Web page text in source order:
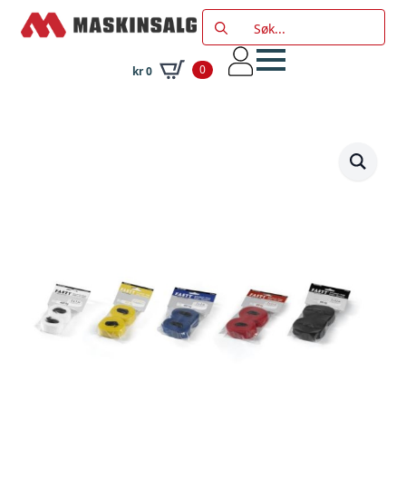
Search
for:
kr0 0